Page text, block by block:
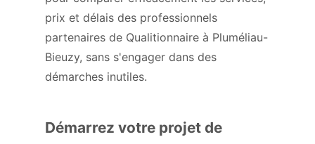
prix et délais des professionnels
partenaires de Qualitionnaire à Pluméliau-
Bieuzy, sans s'engager dans des
démarches inutiles.
Démarrez votre projet de